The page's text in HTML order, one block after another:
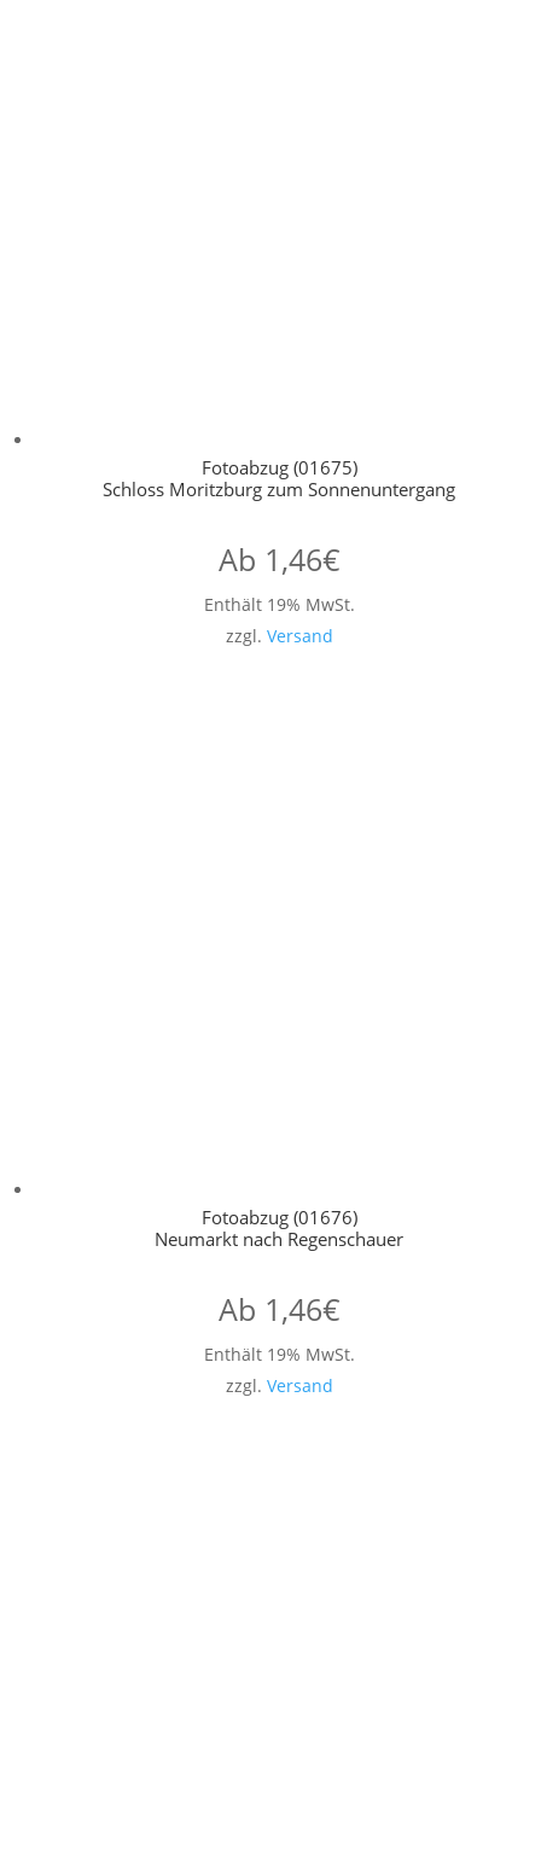
Fotoabzug (01675)
Schloss Moritzburg zum Sonnenuntergang
Ab 1,46€
Enthält 19% MwSt.
zzgl. Versand
Fotoabzug (01676)
Neumarkt nach Regenschauer
Ab 1,46€
Enthält 19% MwSt.
zzgl. Versand